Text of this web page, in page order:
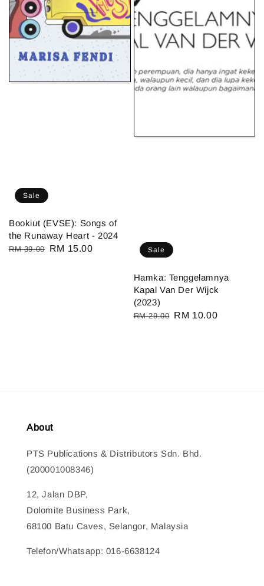
Sale
Bookiut (EVSE): Songs of
the Runaway Heart - 2024
Regular
RM 39.00
Sale
RM 15.00 Sale
Hamka: Tenggelamnya
Kapal Van Der Wijck
(2023)
Regular
RM 29.00 Sale
RM 10.00
About
PTS Publications & Distributors Sdn. Bhd.
(200001008346)
12, Jalan DBP,
Dolomite Business Park,
68100 Batu Caves, Selangor, Malaysia
Telefon/Whatsapp: 016-6638124